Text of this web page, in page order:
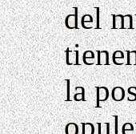
del
la